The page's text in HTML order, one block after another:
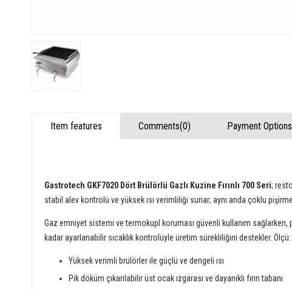
Item features Comments(0) Payment Options
Gastrotech GKF7020 Dört Brülörlü Gazlı Kuzine Fırınlı 700 Seri;
stabil alev kontrolü ve yüksek ısı verimliliği sunar; aynı anda çoklu
Gaz emniyet sistemi ve termokupl koruması güvenli kullanım sağlarken,
kadar ayarlanabilir sıcaklık kontrolüyle üretim sürekliliğini destekler. Ölçü:
Yüksek verimli brülörler ile güçlü ve dengeli ısı
Pik döküm çıkarılabilir üst ocak ızgarası ve dayanıklı fırın tabanı